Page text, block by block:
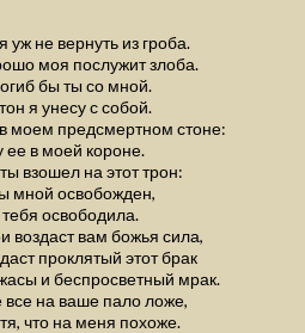
уж не вернуть из гроба.
моя послужит злоба.
бы ты со мной.
я унесу с собой.
моем предсмертном стоне:
ее в моей короне.
взошел на этот трон:
мной освобожден,
освободила.
воздаст вам божья сила,
проклятый этот брак
и беспросветный мрак.
все на ваше пало ложе,
что на меня похоже.